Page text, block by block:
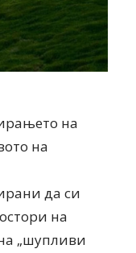
на
на
да си
на
„шупливи